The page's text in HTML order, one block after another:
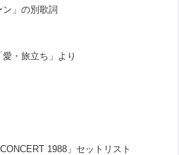
ン」の別歌詞
・旅立ち」より
1988」セットリスト